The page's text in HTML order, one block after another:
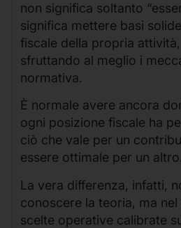
non significa soltanto
significa mettere basi
fiscale della propria
sfruttando al meglio i
normativa.
È normale avere ancora
ogni posizione fiscale ha
ciò che vale per un
essere ottimale per un altro.
La vera differenza, infatti,
conoscere la teoria, ma
scelte operative calibrate